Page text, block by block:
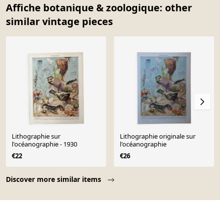
Affiche botanique & zoologique: other
similar vintage pieces
Discover more similar items
Lithographie sur
l'océanographie - 1930
€22
Lithographie originale sur
l'océanographie
€26